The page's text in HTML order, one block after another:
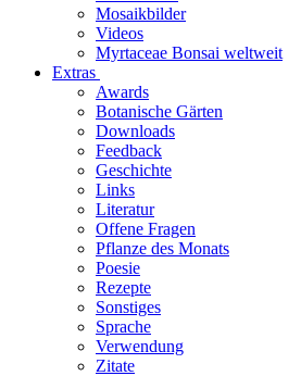
Mosaikbilder
Videos
Myrtaceae Bonsai weltweit
Extras
Awards
Botanische Gärten
Downloads
Feedback
Geschichte
Links
Literatur
Offene Fragen
Pflanze des Monats
Poesie
Rezepte
Sonstiges
Sprache
Verwendung
Zitate